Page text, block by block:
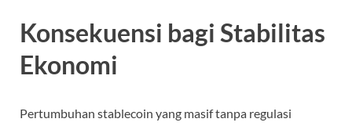
Konsekuensi bagi Stabilitas
Ekonomi
Pertumbuhan stablecoin yang masif tanpa regulasi